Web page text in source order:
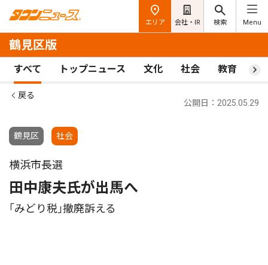
エリア 会社・IR 検索 Menu
鶴見区版
すべて トップニュース 文化 社会 教育 ス
戻る
鶴見区 社会
公開日：2025.05.29
横浜市長選
田中康夫氏が出馬へ
｢みどり税｣撤廃訴える